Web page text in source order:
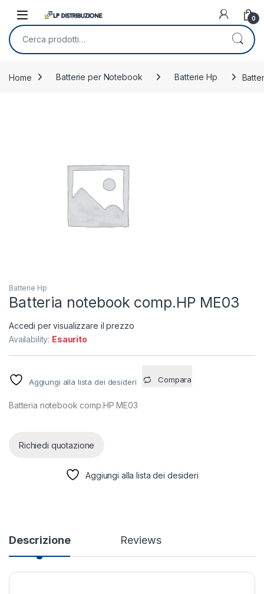
0
Cerca:
Home Batterie per Notebook Batterie Hp
Batterie Hp
Batteria notebook comp.HP ME03
Accedi per visualizzare il prezzo
Availability: Esaurito
Aggiungi alla lista dei desideri Compara
Batteria notebook comp.HP ME03
Richiedi quotazione
Aggiungi alla lista dei desideri
Descrizione Reviews